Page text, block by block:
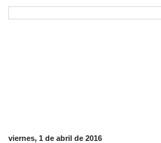
viernes, 1 de abril de 2016